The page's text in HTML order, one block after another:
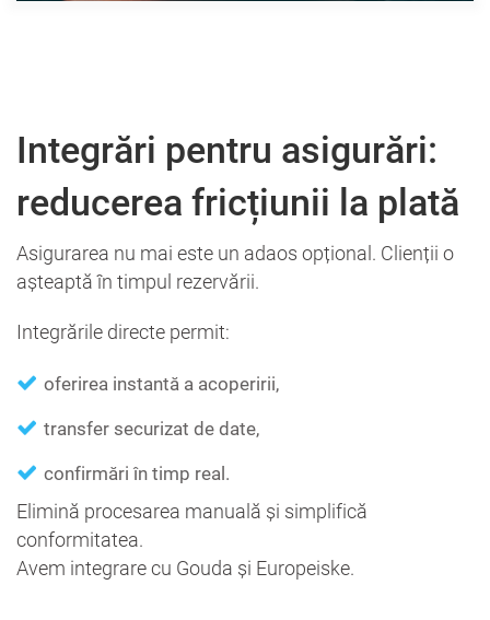
Integrări pentru asigurări:
reducerea fricțiunii la plată
Asigurarea nu mai este un adaos opțional. Clienții o
așteaptă în timpul rezervării.
Integrările directe permit:
oferirea instantă a acoperirii,
transfer securizat de date,
confirmări în timp real.
Elimină procesarea manuală și simplifică
conformitatea.
Avem integrare cu Gouda și Europeiske.